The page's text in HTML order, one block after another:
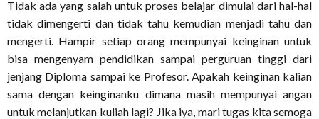
Tidak ada yang salah untuk proses belajar dimulai dari hal-hal
tidak dimengerti dan tidak tahu kemudian menjadi tahu dan
mengerti. Hampir setiap orang mempunyai keinginan untuk
bisa mengenyam pendidikan sampai perguruan tinggi dari
jenjang Diploma sampai ke Profesor. Apakah keinginan kalian
sama dengan keinginanku dimana masih mempunyai angan
untuk melanjutkan kuliah lagi? Jika iya, mari tugas kita semoga